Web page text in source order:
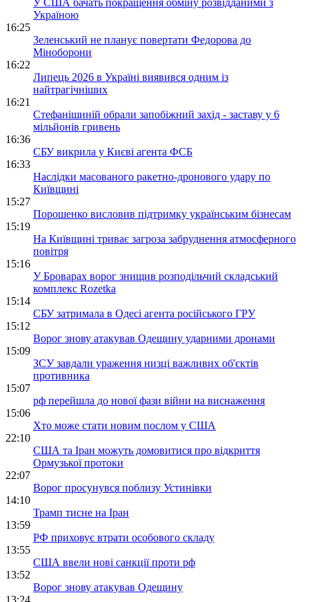
У США бачать покращення обміну розвідданими з
Україною
16:25
Зеленський не планує повертати Федорова до
Міноборони
16:22
Липець 2026 в Україні виявився одним із
найтрагічніших
16:21
Стефанішиній обрали запобіжний захід - заставу у 6
мільйонів гривень
16:36
СБУ викрила у Києві агента ФСБ
16:33
Наслідки масованого ракетно-дронового удару по
Київщині
15:27
Порошенко висловив підтримку українським бізнесам
15:19
На Київщині триває загроза забруднення атмосферного
повітря
15:16
У Броварах ворог знищив розподільчий складський
комплекс Rozetka
15:14
СБУ затримала в Одесі агента російського ГРУ
15:12
Ворог знову атакував Одещину ударними дронами
15:09
ЗСУ завдали ураження низці важливих об'єктів
противника
15:07
рф перейшла до нової фази війни на виснаження
15:06
Хто може стати новим послом у США
22:10
США та Іран можуть домовитися про відкриття
Ормузької протоки
22:07
Ворог просунувся поблизу Устинівки
14:10
Трамп тисне на Іран
13:59
РФ приховує втрати особового складу
13:55
США ввели нові санкції проти рф
13:52
Ворог знову атакував Одещину